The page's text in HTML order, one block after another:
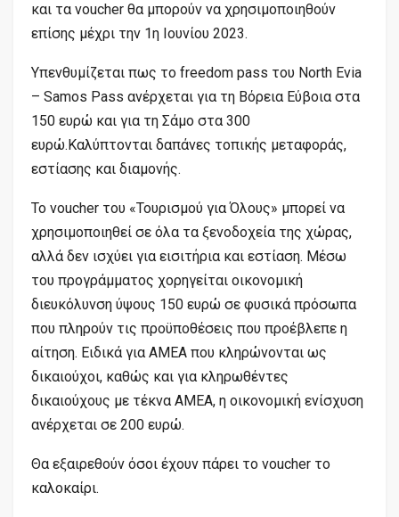
και τα voucher θα μπορούν να χρησιμοποιηθούν
επίσης μέχρι την 1η Ιουνίου 2023.
Υπενθυμίζεται πως το freedom pass του North Evia
– Samos Pass ανέρχεται για τη Βόρεια Εύβοια στα
150 ευρώ και για τη Σάμο στα 300
ευρώ.Καλύπτονται δαπάνες τοπικής μεταφοράς,
εστίασης και διαμονής.
Το voucher του «Τουρισμού για Όλους» μπορεί να
χρησιμοποιηθεί σε όλα τα ξενοδοχεία της χώρας,
αλλά δεν ισχύει για εισιτήρια και εστίαση. Μέσω
του προγράμματος χορηγείται οικονομική
διευκόλυνση ύψους 150 ευρώ σε φυσικά πρόσωπα
που πληρούν τις προϋποθέσεις που προέβλεπε η
αίτηση. Ειδικά για ΑΜΕΑ που κληρώνονται ως
δικαιούχοι, καθώς και για κληρωθέντες
δικαιούχους με τέκνα ΑΜΕΑ, η οικονομική ενίσχυση
ανέρχεται σε 200 ευρώ.
Θα εξαιρεθούν όσοι έχουν πάρει το voucher το
καλοκαίρι.